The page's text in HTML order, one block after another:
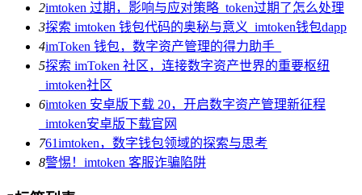
2imtoken 过期，影响与应对策略_token过期了怎么处理
3探索 imtoken 钱包代码的奥秘与意义_imtoken钱包dapp
4imToken 钱包，数字资产管理的得力助手_
5探索 imToken 社区，连接数字资产世界的重要枢纽
_imtoken社区
6imtoken 安卓版下载 20，开启数字资产管理新征程
_imtoken安卓版下载官网
761imtoken，数字钱包领域的探索与思考
8警惕！imtoken 客服诈骗陷阱